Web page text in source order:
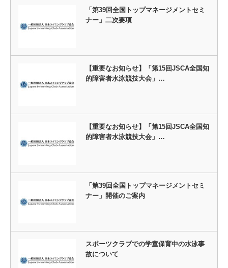
「第39回全国トップマネージメントセミ
ナー」二次要項
【重要なお知らせ】「第15回JSCA全国知
的障害者水泳競技大会」…
【重要なお知らせ】「第15回JSCA全国知
的障害者水泳競技大会」…
「第39回全国トップマネージメントセミ
ナー」開催のご案内
スポーツクラブでの学童保育中の水泳事
故について